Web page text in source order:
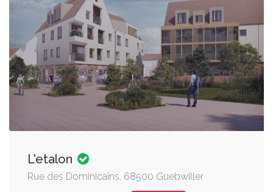
L'etalon
Rue des Dominicains, 68500 Guebwiller